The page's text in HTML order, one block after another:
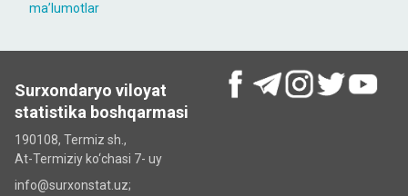
maʼlumotlar
Surxondaryo viloyat
statistika boshqarmasi
190108, Termiz sh.,
At-Termiziy ko‘chasi 7- uy
info@surxonstat.uz;